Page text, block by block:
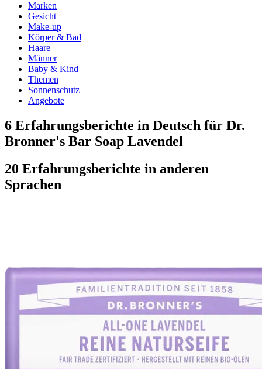
Marken
Gesicht
Make-up
Körper & Bad
Haare
Männer
Baby & Kind
Themen
Sonnenschutz
Angebote
6 Erfahrungsberichte in Deutsch für Dr.
Bronner's Bar Soap Lavendel
20 Erfahrungsberichte in anderen
Sprachen